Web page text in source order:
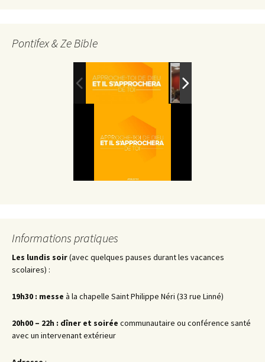
Pontifex & Ze Bible
Informations pratiques
Les lundis soir(avec quelques pauses durant les vacances
scolaires) :
19h30 : messe à la chapelle Saint Philippe Néri (33 rue Linné)
20h00 – 22h : dîner et soirée communautaire ou conférence santé
avec un intervenant extérieur